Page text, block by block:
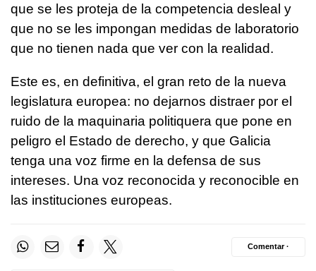
que se les proteja de la competencia desleal y
que no se les impongan medidas de laboratorio
que no tienen nada que ver con la realidad.
Este es, en definitiva, el gran reto de la nueva
legislatura europea: no dejarnos distraer por el
ruido de la maquinaria politiquera que pone en
peligro el Estado de derecho, y que Galicia
tenga una voz firme en la defensa de sus
intereses. Una voz reconocida y reconocible en
las instituciones europeas.
Comentar ·